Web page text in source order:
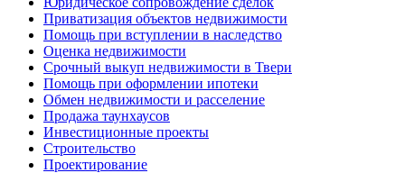
Приватизация объектов недвижимости
Помощь при вступлении в наследство
Оценка недвижимости
Срочный выкуп недвижимости в Твери
Помощь при оформлении ипотеки
Обмен недвижимости и расселение
Продажа таунхаусов
Инвестиционные проекты
Строительство
Проектирование